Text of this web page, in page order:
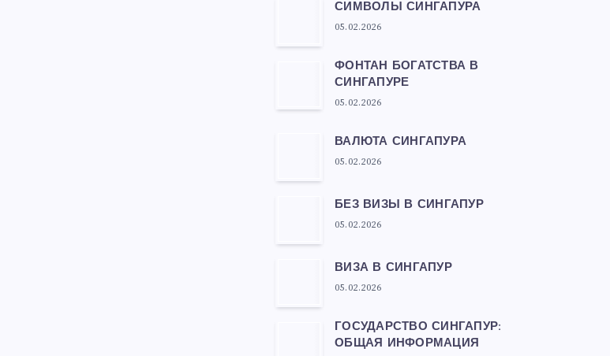
СИМВОЛЫ СИНГАПУРА
05.02.2026
ФОНТАН БОГАТСТВА В
СИНГАПУРЕ
05.02.2026
ВАЛЮТА СИНГАПУРА
05.02.2026
БЕЗ ВИЗЫ В СИНГАПУР
05.02.2026
ВИЗА В СИНГАПУР
05.02.2026
ГОСУДАРСТВО СИНГАПУР:
ОБЩАЯ ИНФОРМАЦИЯ